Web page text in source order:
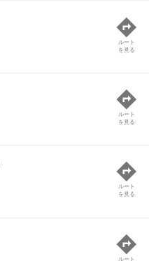
ルート
を見る
ルート
を見る
ルート
を見る
ルート